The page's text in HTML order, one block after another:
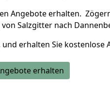
Angebote erhalten.
Salzgitter nach
und erhalten Sie kostenlose
erhalten